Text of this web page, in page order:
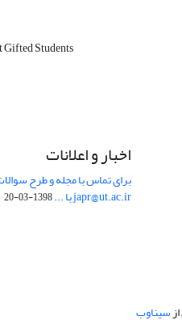
Students
اخبار و اعلانات
برای تماس با مجله و طرح
japr@ut.ac.ir با ... 1398-03-20
سیناوب